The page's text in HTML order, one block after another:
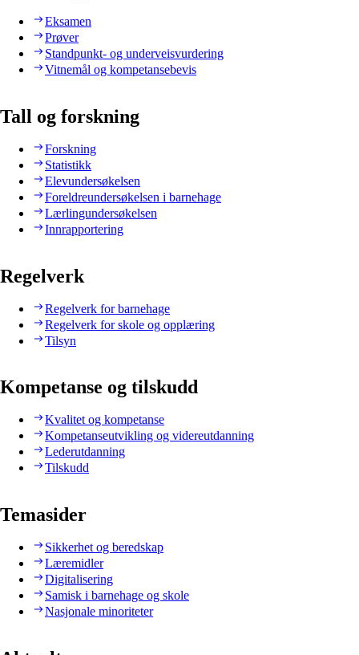
Eksamen
Prøver
Standpunkt- og underveisvurdering
Vitnemål og kompetansebevis
Tall og forskning
Forskning
Statistikk
Elevundersøkelsen
Foreldreundersøkelsen i barnehage
Lærlingundersøkelsen
Innrapportering
Regelverk
Regelverk for barnehage
Regelverk for skole og opplæring
Tilsyn
Kompetanse og tilskudd
Kvalitet og kompetanse
Kompetanseutvikling og videreutdanning
Lederutdanning
Tilskudd
Temasider
Sikkerhet og beredskap
Læremidler
Digitalisering
Samisk i barnehage og skole
Nasjonale minoriteter